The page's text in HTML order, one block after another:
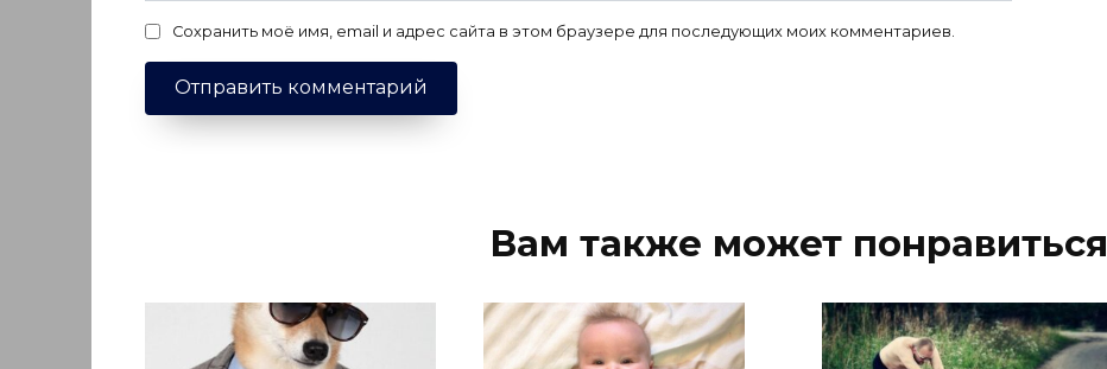
Сохранить моё имя, email и адрес сайта в этом браузере для последующих моих комментариев.
Вам также может понравиться